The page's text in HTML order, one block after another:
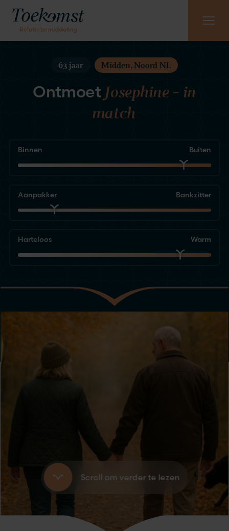
Meest gestelde vragen
Vraag gratis kennismaking aan
085 - 130 6965
63 jaar Midden, Noord NL
Ontmoet Josephine – in
match
Binnen Buiten
Aanpakker Bankzitter
Harteloos Warm
Scroll om verder te lezen